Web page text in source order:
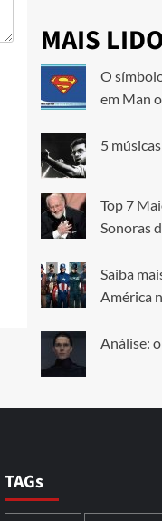
MAIS
O
em Man
5
Top 7
Sonoras
Saiba
América
Análise:
TAGs